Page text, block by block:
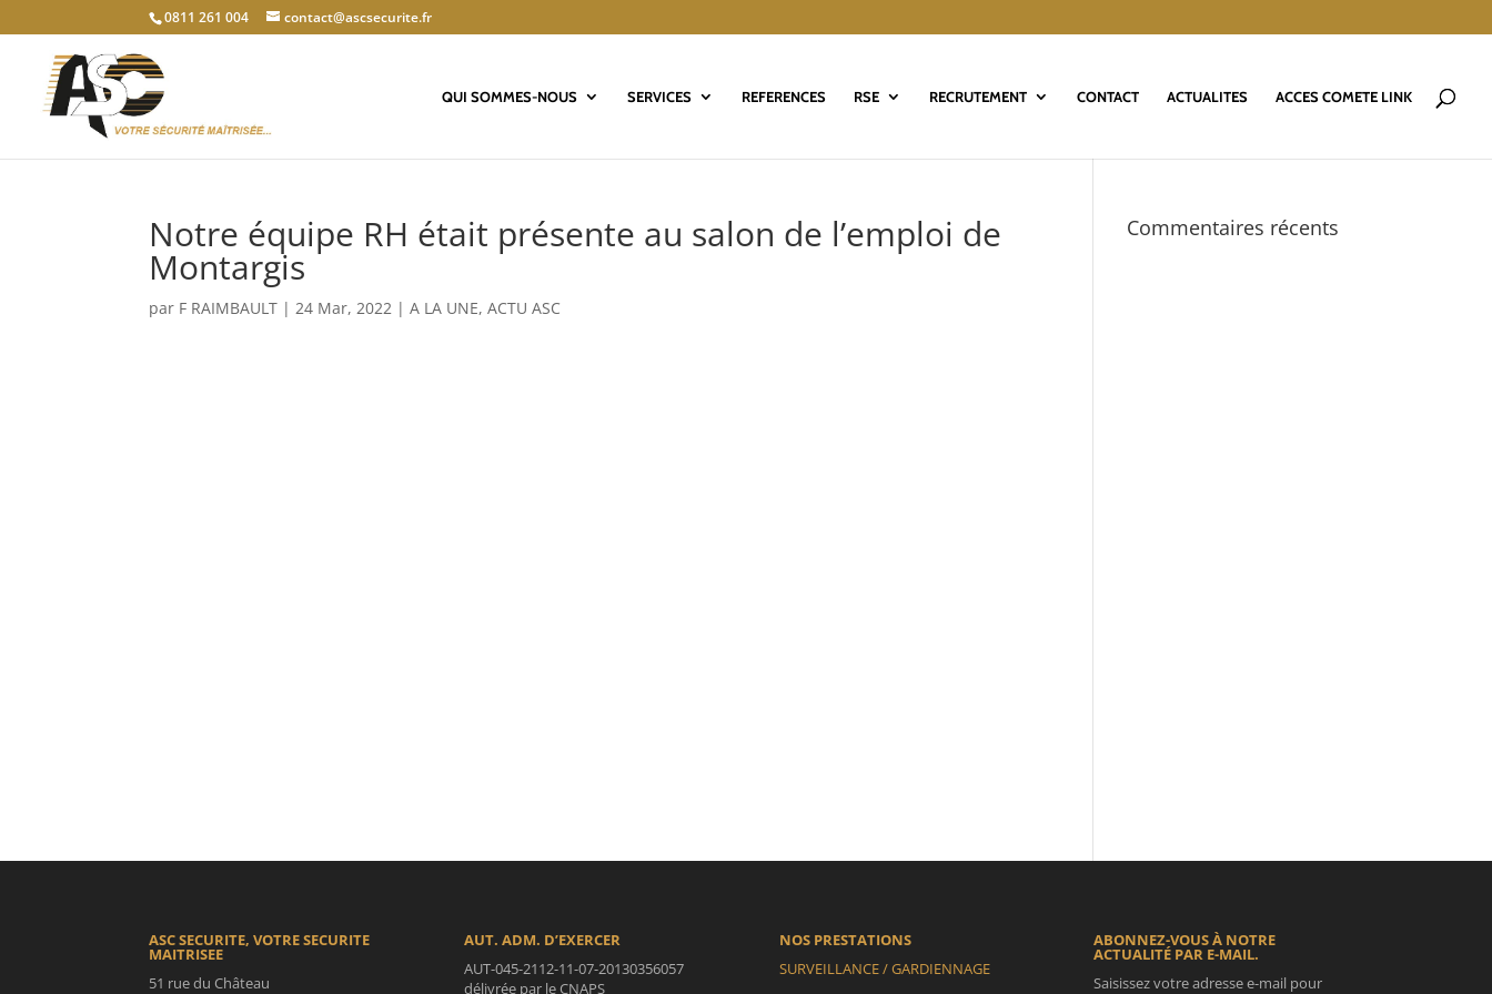
0811 261 004 contact@ascsecurite.fr
QUI SOMMES-NOUS SERVICES REFERENCES RSE RECRUTEMENT CONTACT ACTUALITES ACCES COMETE LINK
Notre équipe RH était présente au salon de l’emploi de
Montargis
par F RAIMBAULT |24 Mar, 2022 |A LA UNE,ACTU ASC
Commentaires récents
ASC SECURITE, VOTRE SECURITE
MAITRISEE
51 rue du Château
AUT. ADM. D’EXERCER
AUT-045-2112-11-07-20130356057
délivrée par le CNAPS
NOS PRESTATIONS
SURVEILLANCE / GARDIENNAGE
ABONNEZ-VOUS À NOTRE
ACTUALITÉ PAR E-MAIL.
Saisissez votre adresse e-mail pour